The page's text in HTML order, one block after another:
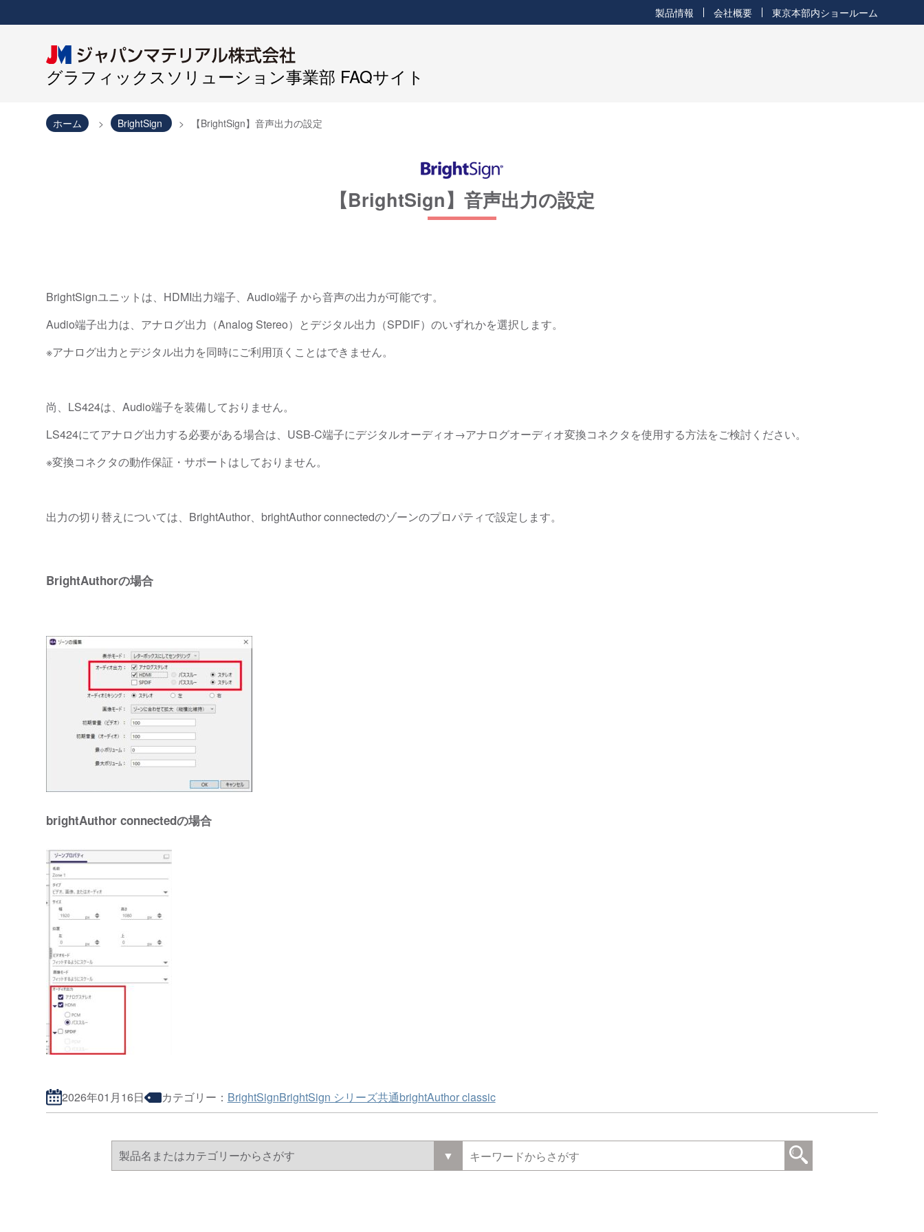
グラフィックスソリューション事業部 FAQサイト
製品情報 会社概要 東京本部内ショールーム
ホーム BrightSign 【BrightSign】音声出力の設定
【BrightSign】音声出力の設定
BrightSignユニットは、HDMI出力端子、Audio端子 から音声の出力が可能です。
Audio端子出力は、アナログ出力（Analog Stereo）とデジタル出力（SPDIF）のいずれかを選択します。
※アナログ出力とデジタル出力を同時にご利用頂くことはできません。
尚、LS424は、Audio端子を装備しておりません。
LS424にてアナログ出力する必要がある場合は、USB-C端子にデジタルオーディオ→アナログオーディオ変換コネクタを使用する方法をご検討ください。
※変換コネクタの動作保証・サポートはしておりません。
出力の切り替えについては、BrightAuthor、brightAuthor connectedのゾーンのプロパティで設定します。
BrightAuthorの場合
brightAuthor connectedの場合
2026年01月16日 カテゴリー： BrightSignBrightSign シリーズ共通brightAuthor classic